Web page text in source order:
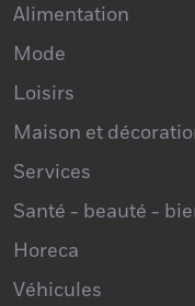
Alimentation
Mode
Loisirs
Maison et
Services
Santé - beauté -
Horeca
Véhicules